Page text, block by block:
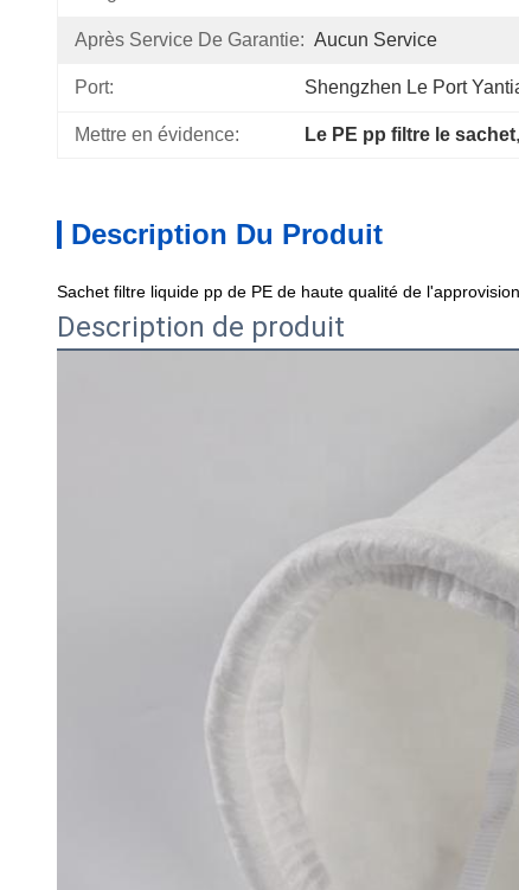
Après Service De Garantie: Aucun Service
Port: Shengzhen Le Port
Mettre en évidence: Le PE pp filtre le sachet,
Description Du Produit
Sachet filtre liquide pp de PE de haute qualité de
Description de produit